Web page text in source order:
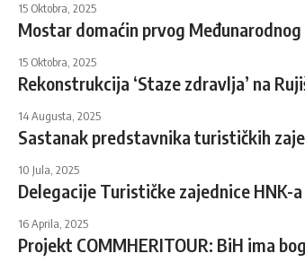
15 Oktobra, 2025
Mostar domaćin prvog
15 Oktobra, 2025
Rekonstrukcija ‘Staze zdravlja’ na
14 Augusta, 2025
Sastanak predstavnika turističkih
10 Jula, 2025
Delegacije Turističke zajednice HNK-
16 Aprila, 2025
Projekt COMMHERITOUR: BiH ima